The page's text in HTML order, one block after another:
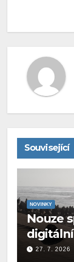
Související
NOVINKY
Nouze
27. 7. 2026